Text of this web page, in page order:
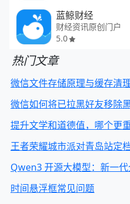
蓝鲸财经
财经资讯原创门户
5.0
热门文章
微信文件存储原理与缓存清
微信如何将已拉黑好友移除
提升文学和道德值，哪个更
王者荣耀城市派对青岛站定
Qwen3 开源大模型：新一
时间悬浮框常见问题